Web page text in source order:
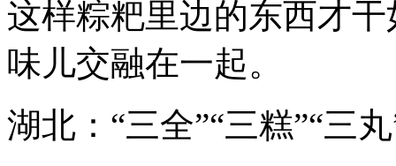
这样粽粑里边的东西才
味儿交融在一起。
湖北：“三全”“三糕”“三